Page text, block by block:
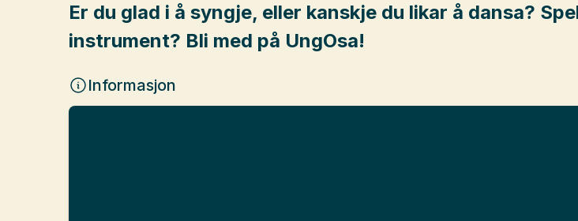
Er du glad i å syngje, eller kanskje du likar å dansa?
instrument? Bli med på UngOsa!
Informasjon